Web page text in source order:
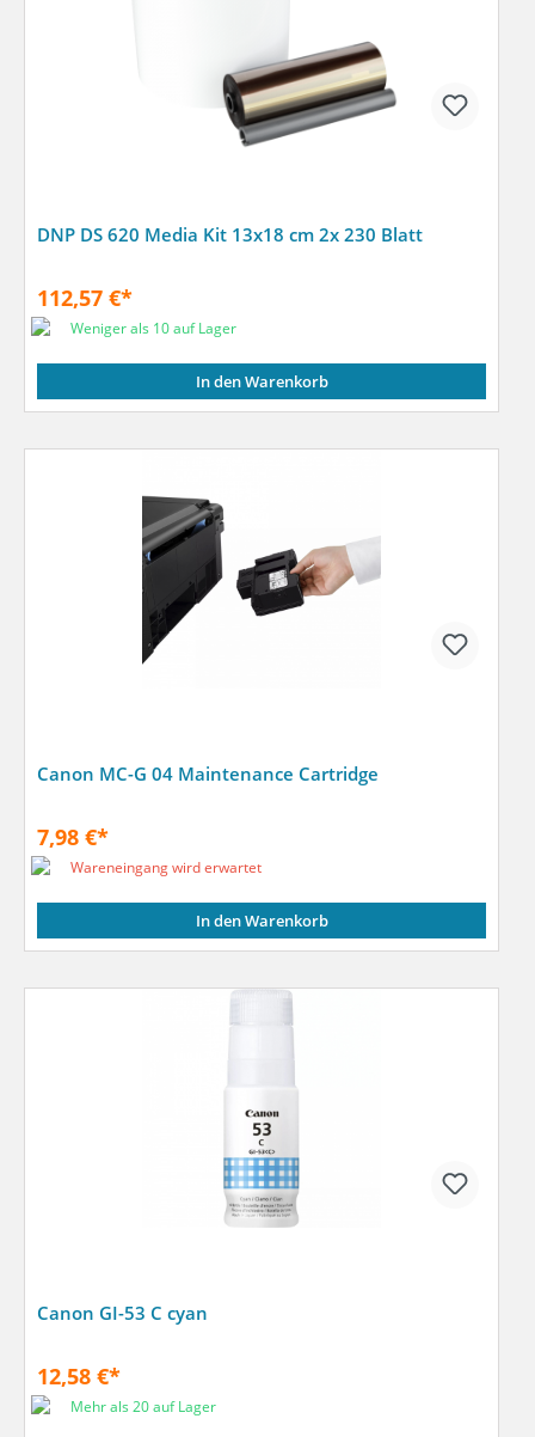
DNP DS 620 Media Kit 13x18 cm 2x 230 Blatt
112,57 €*
Weniger als 10 auf Lager
In den Warenkorb
Canon MC-G 04 Maintenance Cartridge
7,98 €*
Wareneingang wird erwartet
In den Warenkorb
Canon GI-53 C cyan
12,58 €*
Mehr als 20 auf Lager